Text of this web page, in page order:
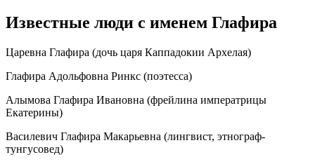
Известные люди с именем Глафира
Царевна Глафира (дочь царя Каппадокии Архелая)
Глафира Адольфовна Ринкс (поэтесса)
Алымова Глафира Ивановна (фрейлина императрицы
Екатерины)
Василевич Глафира Макарьевна (лингвист, этнограф-
тунгусовед)